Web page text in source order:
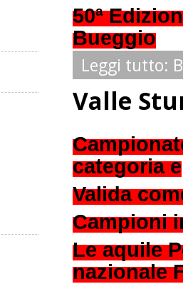
50ª
Bueggio
Leggi tutto:
Valle
categoria e
Valida
Campioni
Le aquile
nazionale